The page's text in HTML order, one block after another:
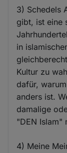
3) Schedels
gibt, ist eine
in
Kultur zu
dafür,
anders ist.
damalige
"DEN Islam"
4) Meine